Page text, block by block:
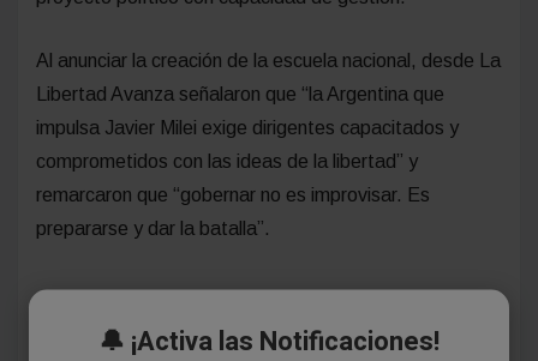
Al anunciar la creación de la escuela nacional, desde La
Libertad Avanza señalaron que “la Argentina que
impulsa Javier Milei exige dirigentes capacitados y
comprometidos con las ideas de la libertad” y
remarcaron que “gobernar no es improvisar. Es
prepararse y dar la batalla”.
🔔 ¡Activa las Notificaciones!